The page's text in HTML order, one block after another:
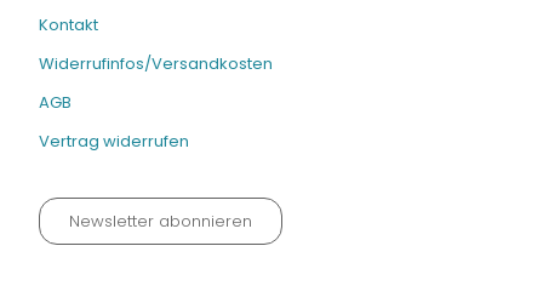
Kontakt
Widerrufinfos/Versandkosten
AGB
Vertrag widerrufen
Newsletter abonnieren